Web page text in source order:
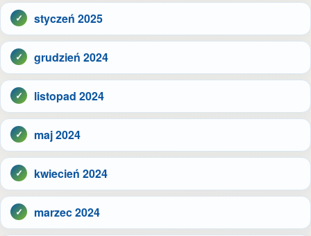
styczeń 2025
grudzień 2024
listopad 2024
maj 2024
kwiecień 2024
marzec 2024